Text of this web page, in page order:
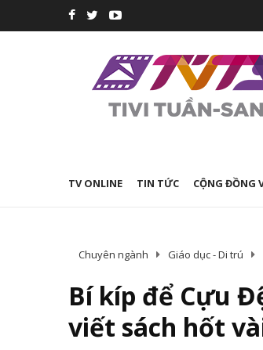
TV ONLINE TIN TỨC CỘNG ĐỒNG
Chuyên ngành Giáo dục - Di trú
Bí kíp để Cựu
viết sách hốt